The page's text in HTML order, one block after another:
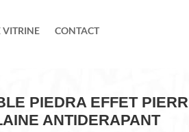
VITRINE CONTACT
PIEDRA EFFET
ANTIDERAPANT